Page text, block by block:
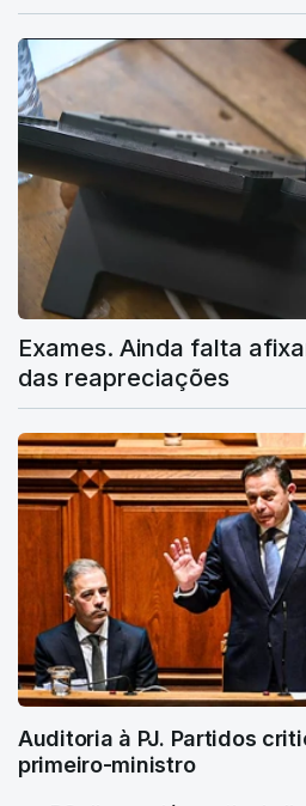
Exames. Ainda falta
das reapreciações
Auditoria à PJ. Partidos
primeiro-ministro